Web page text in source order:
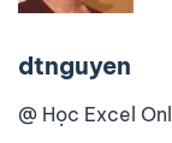
dtnguyen
@ Học Excel